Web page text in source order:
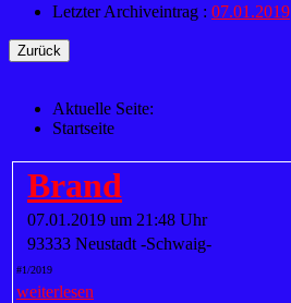
Letzter Archiveintrag : 07.01.2019
Aktuelle Seite:
Startseite
Brand
07.01.2019 um 21:48 Uhr
93333 Neustadt -Schwaig-
#1/2019
weiterlesen